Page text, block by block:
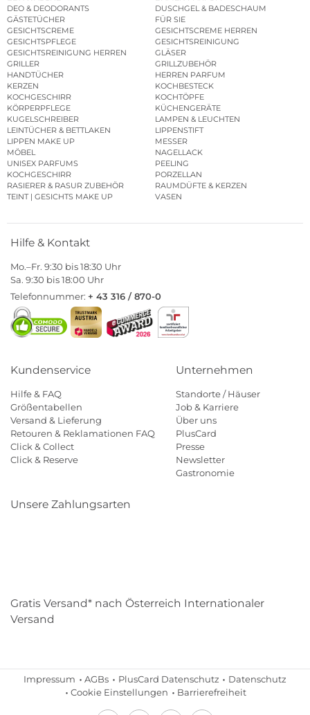
DEO & DEODORANTS
DUSCHGEL & BADESCHAUM
GÄSTETÜCHER
FÜR SIE
GESICHTSCREME
GESICHTSCREME HERREN
GESICHTSPFLEGE
GESICHTSREINIGUNG
GESICHTSREINIGUNG HERREN
GLÄSER
GRILLER
GRILLZUBEHÖR
HANDTÜCHER
HERREN PARFUM
KERZEN
KOCHBESTECK
KOCHGESCHIRR
KOCHTÖPFE
KÖRPERPFLEGE
KÜCHENGERÄTE
KUGELSCHREIBER
LAMPEN & LEUCHTEN
LEINTÜCHER & BETTLAKEN
LIPPENSTIFT
LIPPEN MAKE UP
MESSER
MÖBEL
NAGELLACK
UNISEX PARFUMS
PEELING
KOCHGESCHIRR
PORZELLAN
RASIERER & RASUR ZUBEHÖR
RAUMDÜFTE & KERZEN
TEINT | GESICHTS MAKE UP
VASEN
Hilfe & Kontakt
Mo.–Fr. 9:30 bis 18:30 Uhr
Sa. 9:30 bis 18:00 Uhr
Telefonnummer: + 43 316 / 870-0
Kundenservice
Hilfe & FAQ
Größentabellen
Versand & Lieferung
Retouren & Reklamationen FAQ
Click & Collect
Click & Reserve
Unternehmen
Standorte / Häuser
Job & Karriere
Über uns
PlusCard
Presse
Newsletter
Gastronomie
Unsere Zahlungsarten
Gratis Versand* nach Österreich Internationaler
Versand
Impressum AGBs PlusCard Datenschutz
Datenschutz
Cookie Einstellungen
Barrierefreiheit